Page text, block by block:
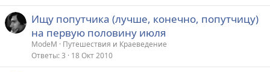
Ищу попутчика (лучше, конечно, попутчицу)
на первую половину июля
ModeM
Путешествия и Краеведение
Ответы 3 18 Окт 2010